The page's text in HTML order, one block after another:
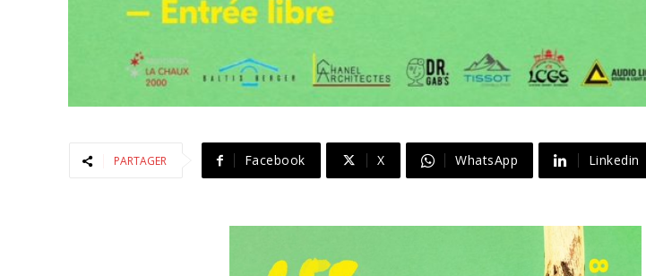
PARTAGER Facebook X WhatsApp Linkedin